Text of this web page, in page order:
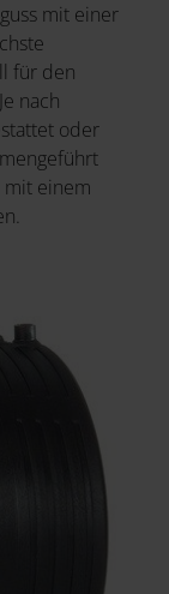
mit einer
für den
nach
oder
einem